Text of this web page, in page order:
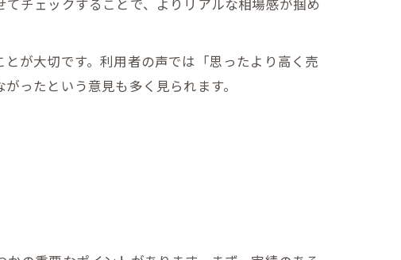
チェックすることで、よりリアルな相場感が掴め
が大切です。利用者の声では「思ったより高く売
ったという意見も多く見られます。